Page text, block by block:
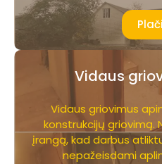
Vidaus
Vidaus griovimus
konstrukcijų griovimą.
įrangą, kad darbus
nepažeisdami